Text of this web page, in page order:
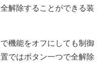
解除することができる装
機能をオフにしても制御
ではボタン一つで全解除